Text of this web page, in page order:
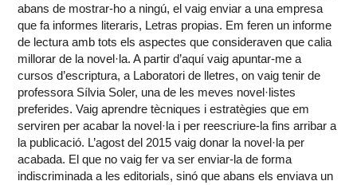
abans de mostrar-ho a ningú, el vaig enviar a una empresa
que fa informes literaris, Letras propias. Em feren un informe
de lectura amb tots els aspectes que consideraven que calia
millorar de la novel·la. A partir d’aquí vaig apuntar-me a
cursos d’escriptura, a Laboratori de lletres, on vaig tenir de
professora Sílvia Soler, una de les meves novel·listes
preferides. Vaig aprendre tècniques i estratègies que em
serviren per acabar la novel·la i per reescriure-la fins arribar a
la publicació. L’agost del 2015 vaig donar la novel·la per
acabada. El que no vaig fer va ser enviar-la de forma
indiscriminada a les editorials, sinó que abans els enviava un